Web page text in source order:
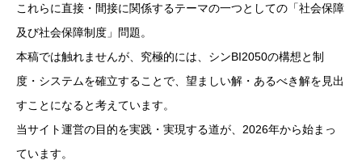
これらに直接・間接に関係するテーマの一つとしての「社会保障
及び社会保障制度」問題。
本稿では触れませんが、究極的には、シンBI2050の構想と制
度・システムを確立することで、望ましい解・あるべき解を見出
すことになると考えています。
当サイト運営の目的を実践・実現する道が、2026年から始まっ
ています。